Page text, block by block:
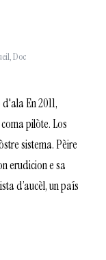
,Doc
En 2011,
pilòte. Los
sistema. Pèire
erudicion e sa
d’aucèl, un país